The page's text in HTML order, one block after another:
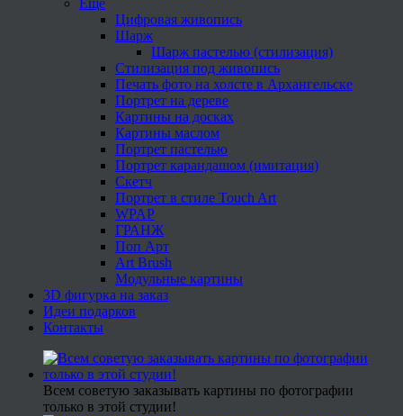
Еще
Цифровая живопись
Шарж
Шарж пастелью (стилизация)
Стилизация под живопись
Печать фото на холсте в Архангельске
Портрет на дереве
Картины на досках
Картины маслом
Портрет пастелью
Портрет карандашом (имитация)
Скетч
Портрет в стиле Touch Art
WPAP
ГРАНЖ
Поп Арт
Art Brush
Модульные картины
3D фигурка на заказ
Идеи подарков
Контакты
Всем советую заказывать картины по фотографии
только в этой студии!